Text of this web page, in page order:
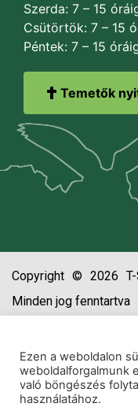
Szerda: 7 – 15
Csütörtök: 7 – 15
Péntek: 7 – 15
Temetők
Copyright © 2026
Minden jog fenntartva
Ezen a weboldalon
weboldalforgalmunk
való böngészés
használatához.